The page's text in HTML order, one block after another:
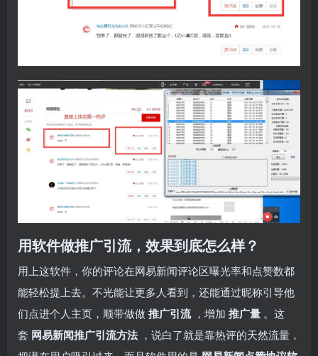
用软件做推广引流，效果到底怎么样？
用上这软件，你的评论在网易新闻评论区曝光率和点赞数都
能轻松提上去。不光能让更多人看到，还能通过昵称引导他
们点进个人主页，顺带做做 推广引流 ，增加 推广量 。这
套 网易新闻推广引流方法 ，说白了就是靠热评的天然流量，